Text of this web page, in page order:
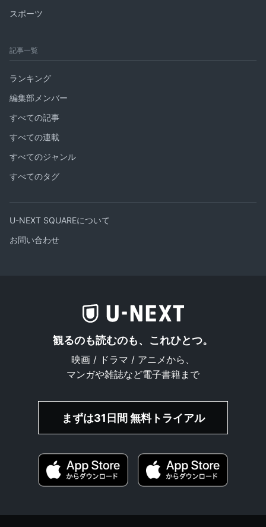
スポーツ
記事一覧
ランキング
編集部メンバー
すべての記事
すべての連載
すべてのジャンル
すべてのタグ
U-NEXT SQUAREについて
お問い合わせ
観るのも読むのも、これひとつ。
映画 / ドラマ / アニメから、
マンガや雑誌など電子書籍まで
まずは31日間 無料トライアル